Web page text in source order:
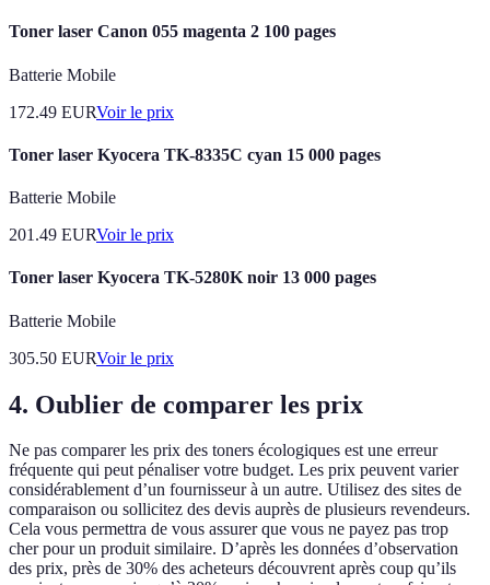
Toner laser Canon 055 magenta 2 100 pages
Batterie Mobile
172.49 EURVoir le prix
Toner laser Kyocera TK-8335C cyan 15 000 pages
Batterie Mobile
201.49 EURVoir le prix
Toner laser Kyocera TK-5280K noir 13 000 pages
Batterie Mobile
305.50 EURVoir le prix
4. Oublier de comparer les prix
Ne pas comparer les prix des toners écologiques est une erreur
fréquente qui peut pénaliser votre budget. Les prix peuvent varier
considérablement d’un fournisseur à un autre. Utilisez des sites de
comparaison ou sollicitez des devis auprès de plusieurs revendeurs.
Cela vous permettra de vous assurer que vous ne payez pas trop
cher pour un produit similaire. D’après les données d’observation
des prix, près de 30% des acheteurs découvrent après coup qu’ils